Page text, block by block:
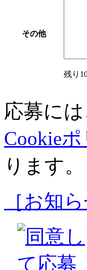
その他
残り
応募には
Cookie
ります。
［お知